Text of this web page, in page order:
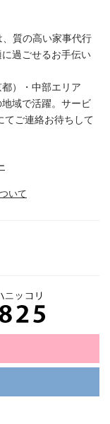
質の高い家事代行
過ごせるお手伝い
）・中部エリア
域で活躍。サービ
てご連絡お待ちして
いて